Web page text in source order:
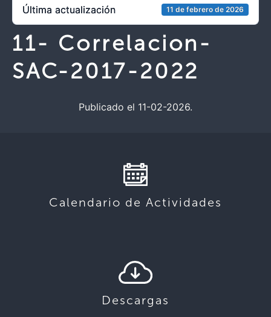
Última actualización 11 de febrero de 2026
11- Correlacion-
SAC-2017-2022
Publicado el 11-02-2026.
Calendario de Actividades
Descargas